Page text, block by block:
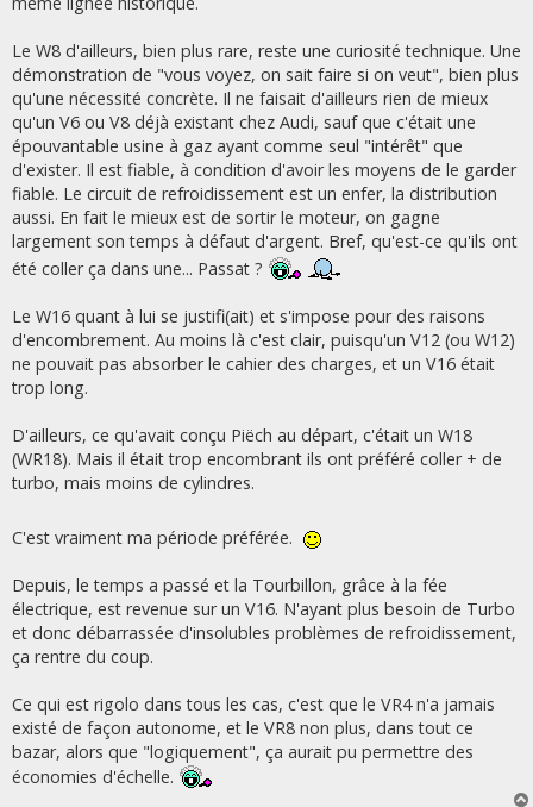
Le W8 d'ailleurs, bien plus rare, reste une curiosité technique. Une
démonstration de "vous voyez, on sait faire si on veut", bien plus
qu'une nécessité concrète. Il ne faisait d'ailleurs rien de mieux
qu'un V6 ou V8 déjà existant chez Audi, sauf que c'était une
épouvantable usine à gaz ayant comme seul "intérêt" que
d'exister. Il est fiable, à condition d'avoir les moyens de le garder
fiable. Le circuit de refroidissement est un enfer, la distribution
aussi. En fait le mieux est de sortir le moteur, on gagne
largement son temps à défaut d'argent. Bref, qu'est-ce qu'ils ont
été coller ça dans une... Passat ?
Le W16 quant à lui se justifi(ait) et s'impose pour des raisons
d'encombrement. Au moins là c'est clair, puisqu'un V12 (ou W12)
ne pouvait pas absorber le cahier des charges, et un V16 était
trop long.
D'ailleurs, ce qu'avait conçu Piëch au départ, c'était un W18
(WR18). Mais il était trop encombrant ils ont préféré coller + de
turbo, mais moins de cylindres.
C'est vraiment ma période préférée.
Depuis, le temps a passé et la Tourbillon, grâce à la fée
électrique, est revenue sur un V16. N'ayant plus besoin de Turbo
et donc débarrassée d'insolubles problèmes de refroidissement,
ça rentre du coup.
Ce qui est rigolo dans tous les cas, c'est que le VR4 n'a jamais
existé de façon autonome, et le VR8 non plus, dans tout ce
bazar, alors que "logiquement", ça aurait pu permettre des
économies d'échelle.